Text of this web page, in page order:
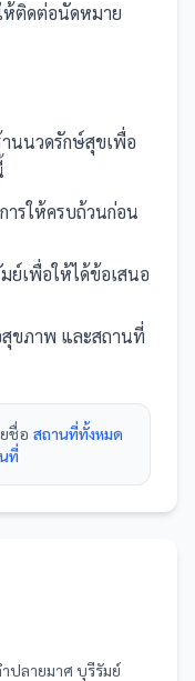
ห้ติดต่อนัดหมาย
นนวดรักษ์สุขเพื่อ
ารให้ครบถ้วนก่อน
ย์เพื่อให้ได้ข้อเสนอ
ขภาพ และสถานที่
ชื่อ สถานที่ทั้งหมด
ที่
ปลายมาศ บุรีรัมย์